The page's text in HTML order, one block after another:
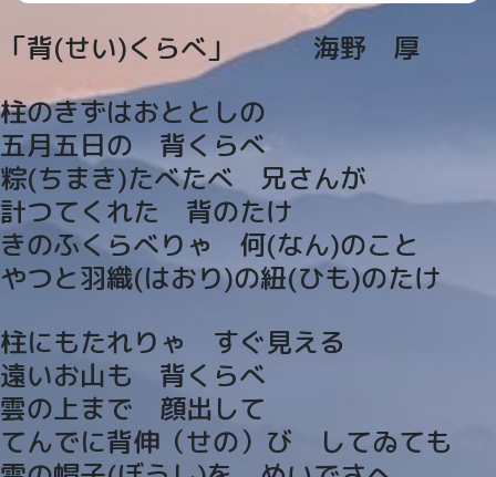
「背(せい)くらべ」 海野 厚
柱のきずはおととしの
五月五日の 背くらべ
粽(ちまき)たべたべ 兄さんが
計つてくれた 背のたけ
きのふくらべりゃ 何(なん)のこと
やつと羽織(はおり)の紐(ひも)のたけ
柱にもたれりゃ すぐ見える
遠いお山も 背くらべ
雲の上まで 顔出して
てんでに背伸（せの）び してゐても